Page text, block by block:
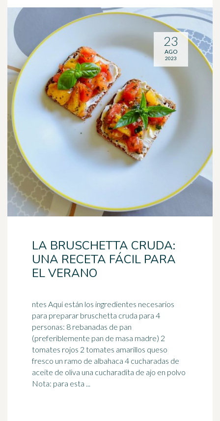
LA BRUSCHETTA CRUDA:
UNA RECETA FÁCIL PARA
EL VERANO
ntes Aquí están los ingredientes necesarios
para preparar bruschetta cruda para 4
personas: 8 rebanadas de pan
(preferiblemente pan de masa madre) 2
tomates rojos 2 tomates amarillos queso
fresco un ramo de albahaca 4 cucharadas de
aceite de oliva una cucharadita de ajo en polvo
Nota: para esta ...
23
AGO
2023